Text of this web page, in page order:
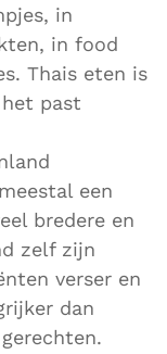
in
in food
Thais eten is
past
een
bredere en
zelf zijn
verser en
dan